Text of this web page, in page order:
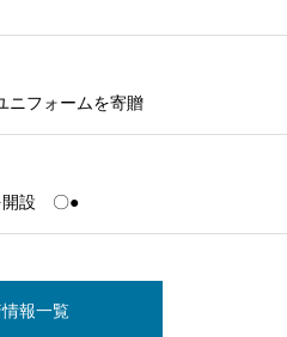
ニフォームを寄贈
開設 〇●
報一覧